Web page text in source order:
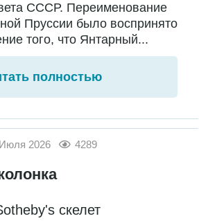
СССР. Переименование
Пруссии было воспринято
того, что Янтарный...
полностью
2026 4289
скелет